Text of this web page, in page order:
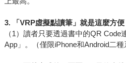
3.
「VRP虛擬點讀筆」就是這麼方便
（1）讀者只要透過書中的QR
App」。（僅限iPhone和Android二種